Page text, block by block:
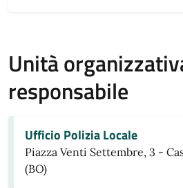
Unità
responsabile
Ufficio Polizia Locale
Piazza Venti Settembre, 3 -
(BO)